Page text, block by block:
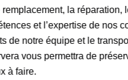
la réparation, le
et l’expertise de nos
équipe et le transport nos
permettra de préserver